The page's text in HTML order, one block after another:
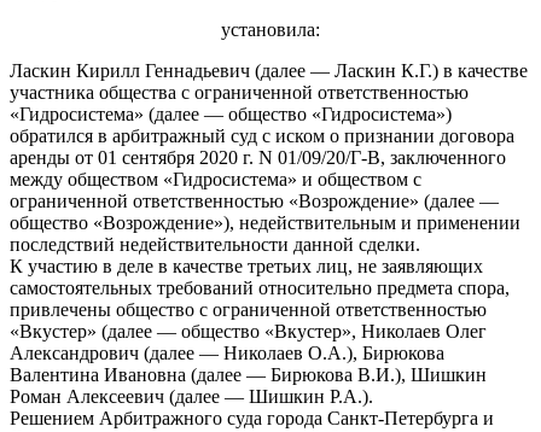
установила:
Ласкин Кирилл Геннадьевич (далее — Ласкин К.Г.) в качестве
участника общества с ограниченной ответственностью
«Гидросистема» (далее — общество «Гидросистема»)
обратился в арбитражный суд с иском о признании договора
аренды от 01 сентября 2020 г. N 01/09/20/Г-В, заключенного
между обществом «Гидросистема» и обществом с
ограниченной ответственностью «Возрождение» (далее —
общество «Возрождение»), недействительным и применении
последствий недействительности данной сделки.
К участию в деле в качестве третьих лиц, не заявляющих
самостоятельных требований относительно предмета спора,
привлечены общество с ограниченной ответственностью
«Вкустер» (далее — общество «Вкустер», Николаев Олег
Александрович (далее — Николаев О.А.), Бирюкова
Валентина Ивановна (далее — Бирюкова В.И.), Шишкин
Роман Алексеевич (далее — Шишкин Р.А.).
Решением Арбитражного суда города Санкт-Петербурга и